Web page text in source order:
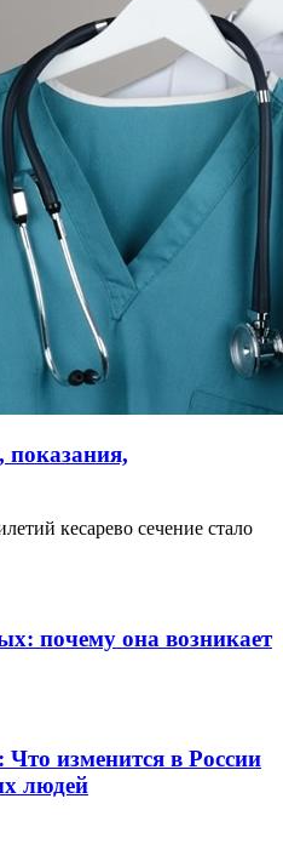
показания,
кесарево сечение стало
почему она возникает
изменится в России
людей